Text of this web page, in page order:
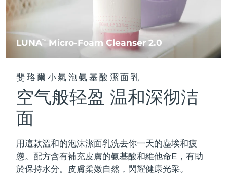
LUNATM Micro-Foam Cleanser 2.0
斐珞爾小氣泡氨基酸潔面乳
空气般轻盈 温和深彻洁
面
用這款溫和的泡沫潔面乳洗去你一天的塵埃和疲
憊。配方含有補充皮膚的氨基酸和維他命E，有助
於保持水分。皮膚柔嫩自然，閃耀健康光采。
LUNA™護膚
Premium cleansers & balm
LUNA™ 設備
All facial cleansing devices
Portable red light therapy
面膜
UFO™ 設備
For ages 0-3
issa™ Teeth Whitening Set
ISSA™ 設備
FAQ™ 103
Luxurious clinical anti-aging set
FAQ™ P1 Primer
Manuka honey primer
FAQ™護膚品
All FAQ™ skincare
FAQ™ 211
Anti-aging neck & décolleté LED mask
FAQ™ 221
Anti-aging LED hand mask
FAQ™護膚品
All FAQ™ skincare
LED hair strengthening scalp massager
FAQ™ Scalp Serum
FAQ™護膚品
FAQ™產品
All hair treatments
Full-Spectrum Red Light Therapy
FAQ™ 502
FAQ™ Red Light Serum
FAQ™ skincare
All FAQ™ skincare
保健品
NEW
專業治療
PEACH™ 2 Pro Max
Professional IPL hair removal device
BEAR™ 2 body
Microcurrent body toning
賽普勒斯 預計送達日期
捷克 8/10/26
丹麥 預計送達日期8/10/26
愛沙尼亞
芬蘭 預計送達日期 8/10/26
法屬玻里尼西亞 預計送達日期 8/14/26